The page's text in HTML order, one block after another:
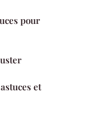
pour
et